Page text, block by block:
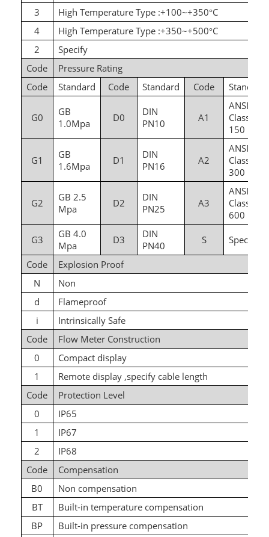
3
High Temperature Type :+100~+350°C
4
High Temperature Type :+350~+500°C
2
Specify
Code
Pressure Rating
Code
Standard Code Standard Code Standard
G0
GB
1.0Mpa
D0
DIN
PN10
A1
ANSI
Class
150
G1
GB
1.6Mpa
D1
DIN
PN16
A2
ANSI
Class
300
G2
GB 2.5
Mpa
D2
DIN
PN25
A3
ANSI
Class
600
G3
GB 4.0
Mpa
D3
DIN
PN40
S Special
Code
Explosion Proof
N
Non
d
Flameproof
i
Intrinsically Safe
Code
Flow Meter Construction
0
Compact display
1
Remote display ,specify cable length
Code
Protection Level
0
IP65
1
IP67
2
IP68
Code
Compensation
B0
Non compensation
BT
Built-in temperature compensation
BP
Built-in pressure compensation